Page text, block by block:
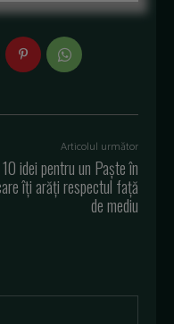
Articolul următor
10 idei pentru un Paște în
îți arăți respectul față
de mediu